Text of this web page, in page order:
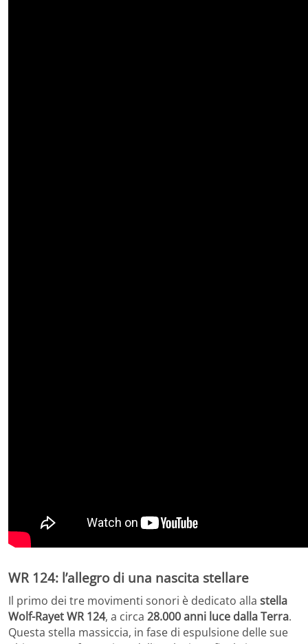
WR 124: l’allegro di una nascita stellare
Il primo dei tre movimenti sonori è dedicato alla stella
Wolf-Rayet WR 124, a circa 28.000 anni luce dalla Terra.
Questa stella massiccia, in fase di espulsione delle sue